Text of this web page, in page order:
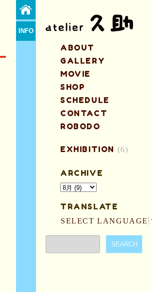
INFO
ABOUT
GALLERY
MOVIE
SHOP
SCHEDULE
CONTACT
ROBODO
EXHIBITION (6)
ARCHIVE
TRANSLATE
SELECT LANGUAGE